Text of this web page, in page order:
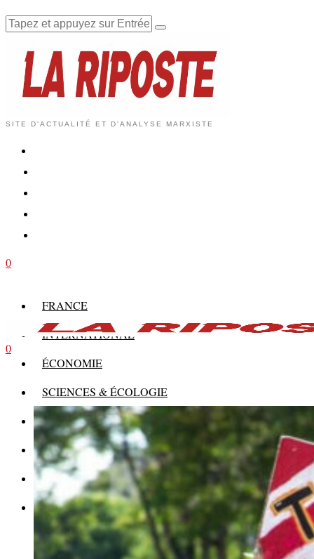
SITE D'ACTUALITÉ ET D'ANALYSE MARXISTE
0
FRANCE
INTERNATIONAL
ÉCONOMIE
SCIENCES & ÉCOLOGIE
HISTOIRE
THÉORIE
CULTURE
MULTIMÉDIAS
0